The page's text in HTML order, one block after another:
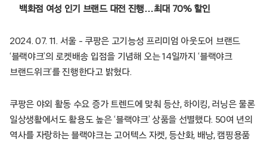
백화점 여성 인기 브랜드 대전 진행…최대 70% 할인
2024. 07. 11. 서울 – 쿠팡은 고기능성 프리미엄 아웃도어 브랜드
‘블랙야크’의 로켓배송 입점을 기념해 오는 14일까지 ‘블랙야크
브랜드위크’를 진행한다고 밝혔다.
쿠팡은 야외 활동 수요 증가 트렌드에 맞춰 등산, 하이킹, 러닝은 물론
일상생활에서도 활용도 높은 ‘블랙야크’ 상품을 선별했다. 50여 년의
역사를 자랑하는 블랙야크는 고어텍스 자켓, 등산화, 배낭, 캠핑용품